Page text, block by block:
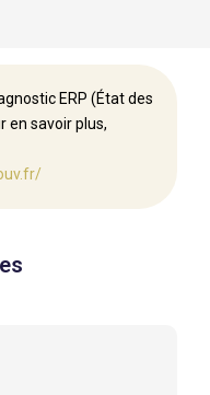
ERP (État des
en savoir plus,